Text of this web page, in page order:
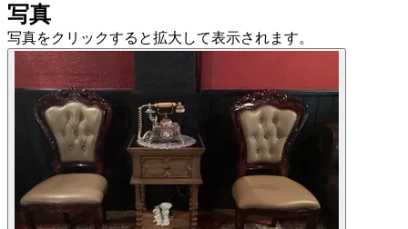
写真
写真をクリックすると拡大して表示されます。